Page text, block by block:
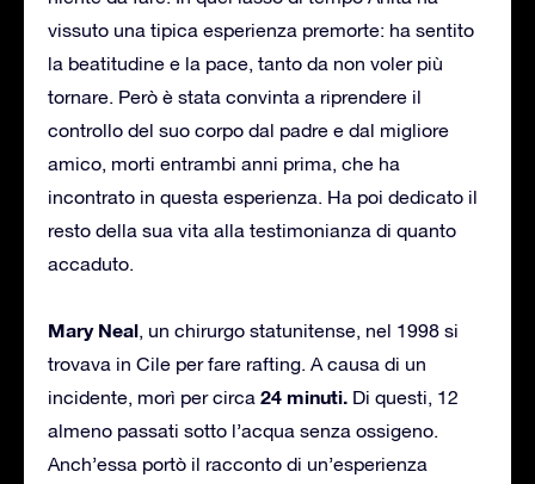
vissuto una tipica esperienza premorte: ha sentito
la beatitudine e la pace, tanto da non voler più
tornare. Però è stata convinta a riprendere il
controllo del suo corpo dal padre e dal migliore
amico, morti entrambi anni prima, che ha
incontrato in questa esperienza. Ha poi dedicato il
resto della sua vita alla testimonianza di quanto
accaduto.
Mary Neal, un chirurgo statunitense, nel 1998 si
trovava in Cile per fare rafting. A causa di un
incidente, morì per circa 24 minuti. Di questi, 12
almeno passati sotto l’acqua senza ossigeno.
Anch’essa portò il racconto di un’esperienza